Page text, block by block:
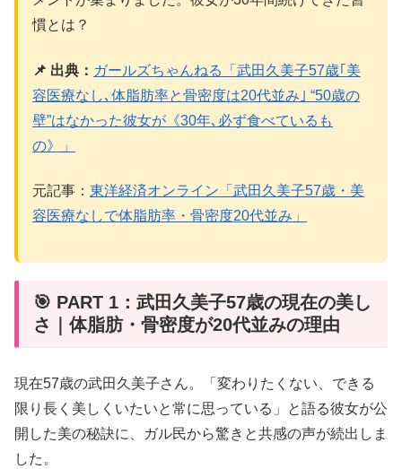
慣とは？
📌 出典： ガールズちゃんねる「武田久美子57歳｢美
容医療なし､体脂肪率と骨密度は20代並み｣ “50歳の
壁”はなかった彼女が《30年､必ず食べているも
の》」
元記事： 東洋経済オンライン「武田久美子57歳・美
容医療なしで体脂肪率・骨密度20代並み」
🎯 PART 1：武田久美子57歳の現在の美し
さ｜体脂肪・骨密度が20代並みの理由
現在57歳の武田久美子さん。「変わりたくない、できる
限り長く美しくいたいと常に思っている」と語る彼女が公
開した美の秘訣に、ガル民から驚きと共感の声が続出しま
した。